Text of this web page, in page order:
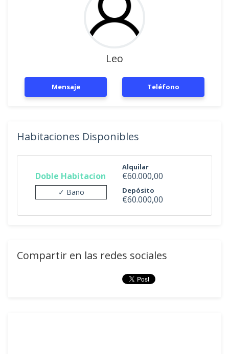
Leo
Mensaje Teléfono
Habitaciones Disponibles
Doble Habitacion
✓ Baño
Alquilar
€60.000,00
Depósito
€60.000,00
Compartir en las redes sociales